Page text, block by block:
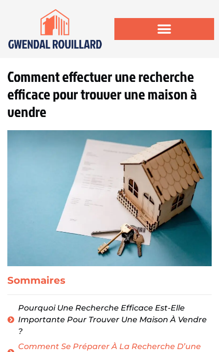
Comment effectuer une recherche
efficace pour trouver une maison à
vendre
Sommaires
Pourquoi Une Recherche Efficace Est-Elle
Importante Pour Trouver Une Maison À Vendre
?
Comment Se Préparer À La Recherche D’une